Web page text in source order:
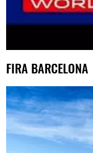
FIRA BARCELONA